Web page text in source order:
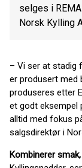
selges i
Norsk Kylling
– Vi ser at stadig
er produsert med
produseres etter
et godt eksempel
alltid med fokus
salgsdirektør i
Kombinerer